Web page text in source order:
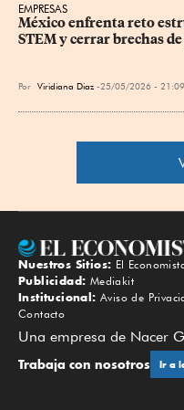
EMPRESAS
México enfrenta reto
STEM y cerrar brechas
Por Viridiana Diaz 25/05/2026 - 21:09
Nuestros Sitios: El
Publicidad: Mediakit
Institucional: Aviso de
Contacto
Una empresa de Nacer
Trabaja con nosotros Ir a